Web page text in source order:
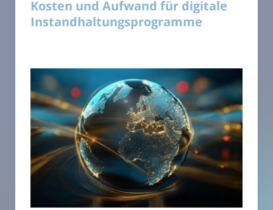
Kosten und Aufwand für digitale
Instandhaltungsprogramme